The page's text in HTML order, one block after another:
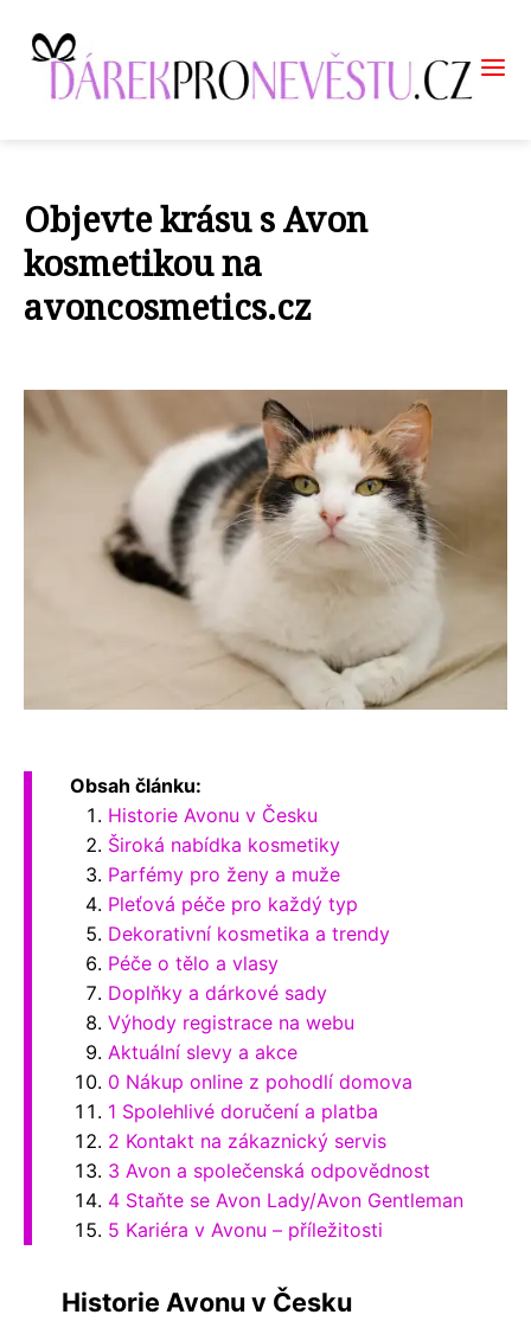
Objevte krásu s Avon
kosmetikou na
avoncosmetics.cz
Obsah článku:
Historie Avonu v Česku
Široká nabídka kosmetiky
Parfémy pro ženy a muže
Pleťová péče pro každý typ
Dekorativní kosmetika a trendy
Péče o tělo a vlasy
Doplňky a dárkové sady
Výhody registrace na webu
Aktuální slevy a akce
0 Nákup online z pohodlí domova
1 Spolehlivé doručení a platba
2 Kontakt na zákaznický servis
3 Avon a společenská odpovědnost
4 Staňte se Avon Lady/Avon Gentleman
5 Kariéra v Avonu – příležitosti
Historie Avonu v Česku